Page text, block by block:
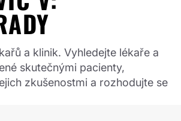
a klinik. Vyhledejte lékaře a
skutečnými pacienty,
zkušenostmi a rozhodujte se